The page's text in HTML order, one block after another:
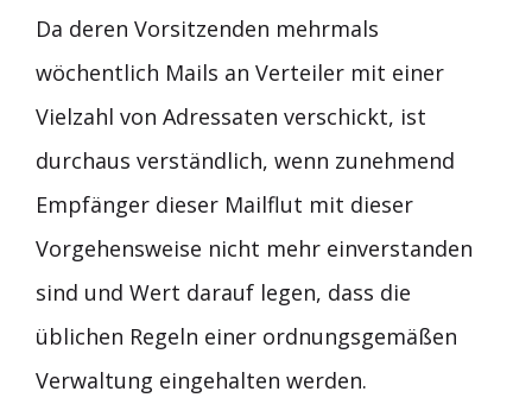
Da deren Vorsitzenden mehrmals
wöchentlich Mails an Verteiler mit einer
Vielzahl von Adressaten verschickt, ist
durchaus verständlich, wenn zunehmend
Empfänger dieser Mailflut mit dieser
Vorgehensweise nicht mehr einverstanden
sind und Wert darauf legen, dass die
üblichen Regeln einer ordnungsgemäßen
Verwaltung eingehalten werden.